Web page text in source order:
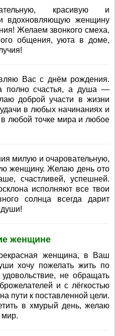
красивую и
вдохновляющую женщину
Желаем звонкого смеха,
общения, уюта в доме,
Вас с днём рождения.
полно счастья, а душа —
доброй участи в жизни
в любых начинаниях и
любой точке мира и любое
милую и очаровательную,
женщину. Желаю день ото
счастливей, успешней.
исполняют все твои
солнца всегда дарит
души!
женщине
женщина, в Ваш
хочу пожелать жить по
не обращать
и с лёгкостью
пути к поставленной цели.
в хмурый день, желаю
мир.